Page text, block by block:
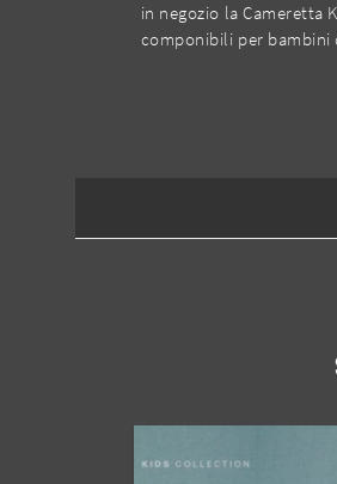
in negozio la Cameretta
componibili per bambini